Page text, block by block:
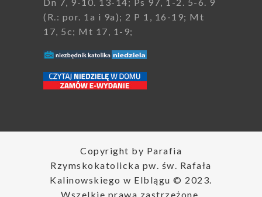
Dn 7, 9-10. 13-14; Ps 97, 1-2. 5-6. 9
(R.: por. 1a i 9a); 2 P 1, 16-19; Mt
17, 5c; Mt 17, 1-9;
Copyright by Parafia
Rzymskokatolicka pw. św. Rafała
Kalinowskiego w Elblągu © 2023.
Wszelkie prawa zastrzeżone.